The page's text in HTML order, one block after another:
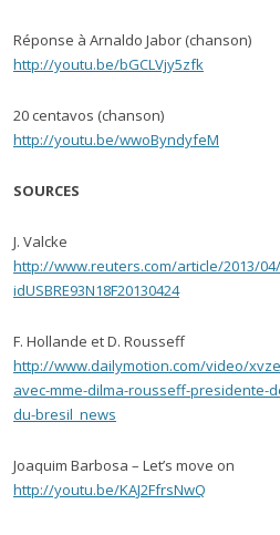
Réponse à Arnaldo Jabor (chanson)
http://youtu.be/bGCLVjy5zfk
20 centavos (chanson)
http://youtu.be/wwoByndyfeM
SOURCES
J. Valcke
http://www.reuters.com/article/2013/
idUSBRE93N18F20130424
F. Hollande et D. Rousseff
http://www.dailymotion.com/video/
avec-mme-dilma-rousseff-presidente-
du-bresil_news
Joaquim Barbosa – Let’s move on
http://youtu.be/KAJ2FfrsNwQ